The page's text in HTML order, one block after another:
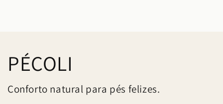
PÉCOLI
Conforto natural para pés felizes.